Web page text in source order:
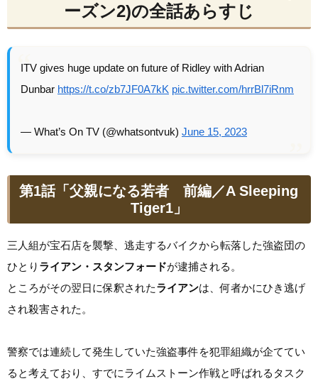
ーズン2)の全話あらすじ
ITV gives huge update on future of Ridley with Adrian
Dunbar https://t.co/zb7JF0A7kK pic.twitter.com/hrrBl7iRnm
— What’s On TV (@whatsontvuk) June 15, 2023
第1話「父親になる若者 前編／A Sleeping
Tiger1」
三人組が宝石店を襲撃、逃走するバイクから転落した強盗団の
ひとり ライアン・スタンフォードが逮捕される。
ところがその翌日に保釈されたライアンは、何者かにひき逃げ
され殺害された。
警察では連続して発生していた強盗事件を犯罪組織が企ててい
ると考えており、すでにライムストーン作戦と呼ばれるタスク